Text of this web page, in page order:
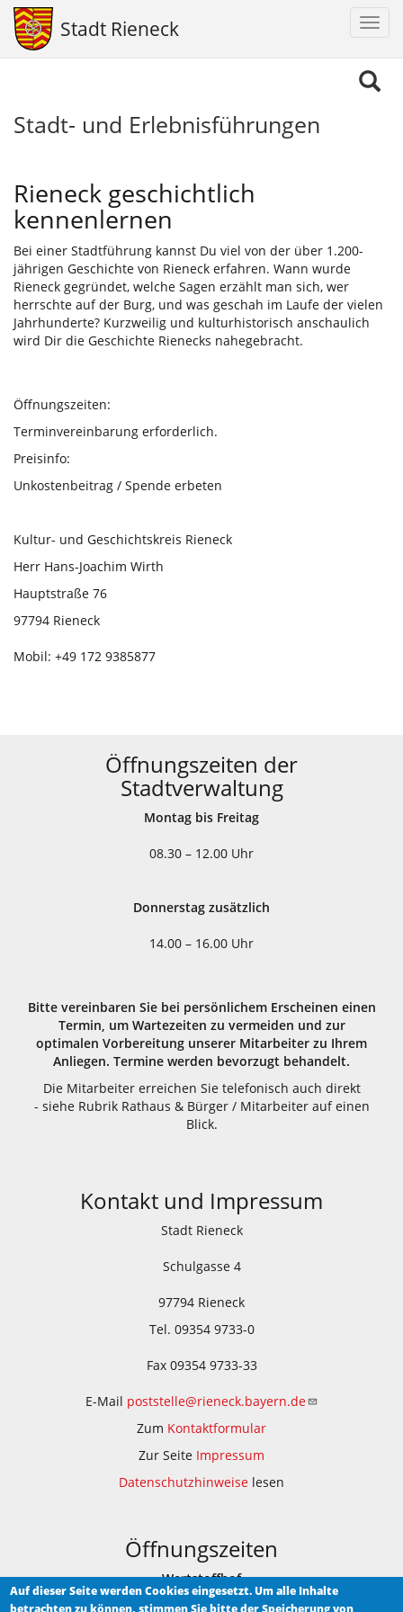
Stadt Rieneck
Stadt- und Erlebnisführungen
Rieneck geschichtlich
kennenlernen
Bei einer Stadtführung kannst Du viel von der über 1.200-
jährigen Geschichte von Rieneck erfahren. Wann wurde
Rieneck gegründet, welche Sagen erzählt man sich, wer
herrschte auf der Burg, und was geschah im Laufe der vielen
Jahrhunderte? Kurzweilig und kulturhistorisch anschaulich
wird Dir die Geschichte Rienecks nahegebracht.
Öffnungszeiten:
Terminvereinbarung erforderlich.
Preisinfo:
Unkostenbeitrag / Spende erbeten
Kultur- und Geschichtskreis Rieneck
Herr Hans-Joachim Wirth
Hauptstraße 76
97794 Rieneck
Mobil: +49 172 9385877
Öffnungszeiten der
Stadtverwaltung
Montag bis Freitag
08.30 – 12.00 Uhr
Donnerstag zusätzlich
14.00 – 16.00 Uhr
Bitte vereinbaren Sie bei persönlichem Erscheinen einen
Termin, um Wartezeiten zu vermeiden und zur
optimalen Vorbereitung unserer Mitarbeiter zu Ihrem
Anliegen. Termine werden bevorzugt behandelt.
Die Mitarbeiter erreichen Sie telefonisch auch direkt
- siehe Rubrik Rathaus & Bürger / Mitarbeiter auf einen
Blick.
Kontakt und Impressum
Stadt Rieneck
Schulgasse 4
97794 Rieneck
Tel. 09354 9733-0
Fax 09354 9733-33
E-Mail poststelle@rieneck.bayern.de
Zum Kontaktformular
Zur Seite Impressum
Datenschutzhinweise lesen
Öffnungszeiten
Wertstoffhof
Auf dieser Seite werden Cookies eingesetzt. Um alle Inhalte
betrachten zu können, stimmen Sie bitte der Speicherung von